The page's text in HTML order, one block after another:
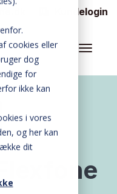
cookies eller
dog
for
ikke kan
i vores
og her kan
dit
Kundelogin